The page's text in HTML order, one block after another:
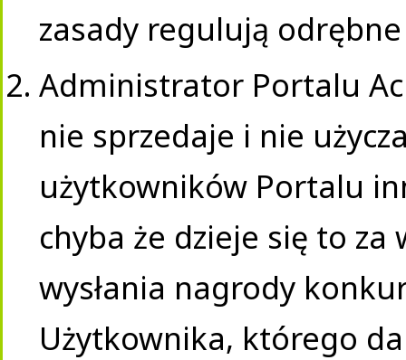
zasady regulują
Administrator Portalu
nie sprzedaje i nie
użytkowników Portalu
chyba że dzieje się to za
wysłania nagrody
Użytkownika, którego